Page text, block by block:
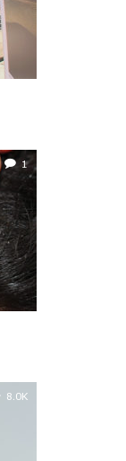
1
8.0K